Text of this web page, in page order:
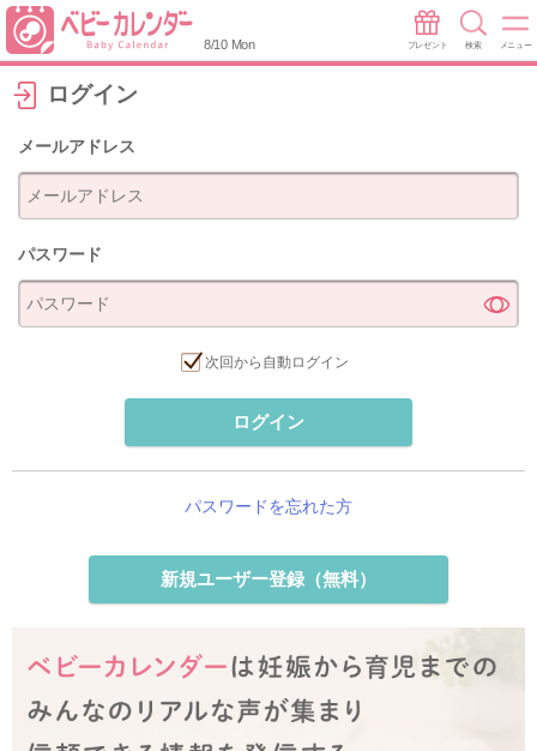
8/10 Mon プレゼント 検索 メニュー
ログイン
メールアドレス
パスワード
次回から自動ログイン
ログイン
パスワードを忘れた方
新規ユーザー登録（無料）